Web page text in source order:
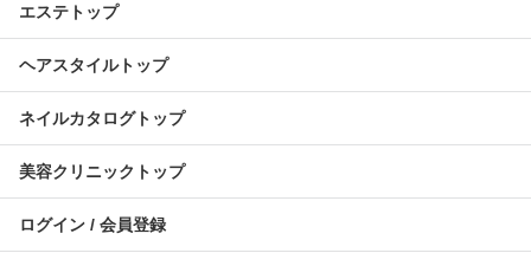
エステトップ
ヘアスタイルトップ
ネイルカタログトップ
美容クリニックトップ
ログイン / 会員登録